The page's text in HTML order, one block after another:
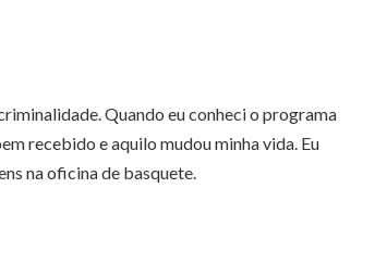
Quando eu conheci o programa
recebido e aquilo mudou minha vida. Eu
na oficina de basquete.